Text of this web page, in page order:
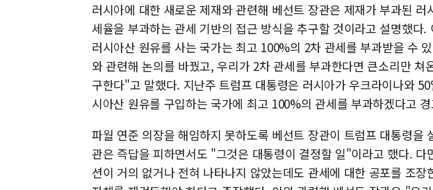
러시아에 대한 새로운 제재와 관련해 베선트 장관은 제재가 부과된
세율을 부과하는 관세 기반의 접근 방식을 추구할 것이라고 설명했다
러시아산 원유를 사는 국가는 최고 100%의 2차 관세를 부과받을 수
와 관련해 논의를 바꿨고, 우리가 2차 관세를 부과한다면 큰소리만 쳐
구한다"고 말했다. 지난주 트럼프 대통령은 러시아가 우크라이나와
시아산 원유를 구입하는 국가에 최고 100%의 관세를 부과하겠다고
파월 연준 의장을 해임하지 못하도록 베선트 장관이 트럼프 대통령을
관은 즉답을 피하면서도 "그것은 대통령이 결정할 일"이라고 했다. 다
션이 거의 없거나 전혀 나타나지 않았는데도 관세에 대한 공포를 조